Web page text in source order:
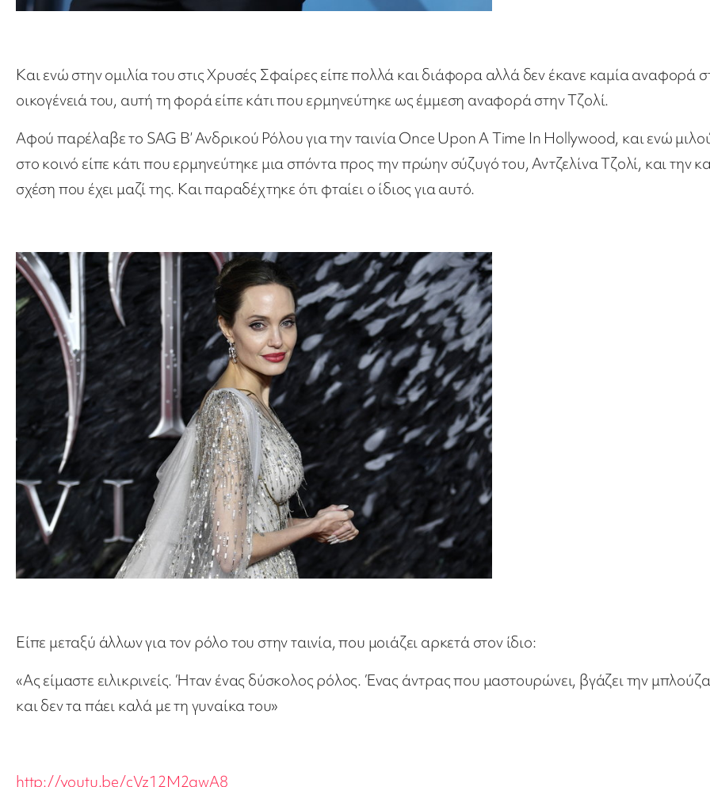
Και ενώ στην ομιλία του στις Χρυσές Σφαίρες είπε πολλά και διάφορα αλλά δεν έκανε καμία αναφορά
οικογένειά του, αυτή τη φορά είπε κάτι που ερμηνεύτηκε ως έμμεση αναφορά στην Τζολί.
Αφού παρέλαβε το SAG Β’ Ανδρικού Ρόλου για την ταινία Once Upon A Time In Hollywood, και ενώ
στο κοινό είπε κάτι που ερμηνεύτηκε μια σπόντα προς την πρώην σύζυγό του, Αντζελίνα Τζολί, και την
σχέση που έχει μαζί της. Και παραδέχτηκε ότι φταίει ο ίδιος για αυτό.
Είπε μεταξύ άλλων για τον ρόλο του στην ταινία, που μοιάζει αρκετά στον ίδιο:
«Ας είμαστε ειλικρινείς. Ήταν ένας δύσκολος ρόλος. Ένας άντρας που μαστουρώνει, βγάζει την
και δεν τα πάει καλά με τη γυναίκα του»
http://youtu.be/cVz12M2awA8